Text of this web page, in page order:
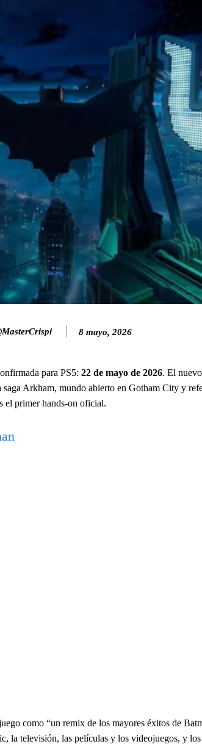
8 mayo, 2026
para PS5: 22 de mayo de 2026. El
Arkham, mundo abierto en Gotham City y
el primer hands-on oficial.
como “un remix de los mayores éxitos de
la televisión, las películas y los videojuegos, y